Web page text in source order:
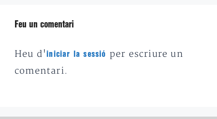
Feu un comentari
Heu d'iniciar la sessió
per escriure un
comentari.